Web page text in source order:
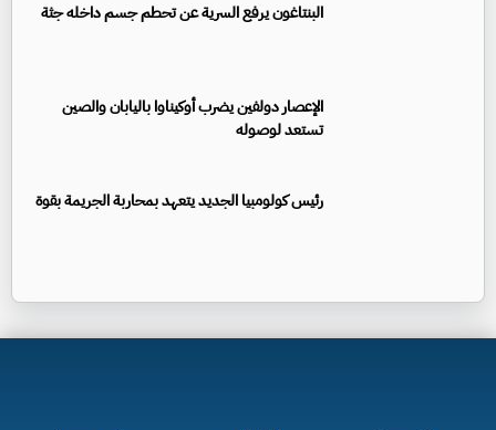
البنتاغون يرفع السرية عن تحطم جسم داخله جثة
الإعصار دولفين يضرب أوكيناوا باليابان والصين
تستعد لوصوله
رئيس كولومبيا الجديد يتعهد بمحاربة الجريمة بقوة